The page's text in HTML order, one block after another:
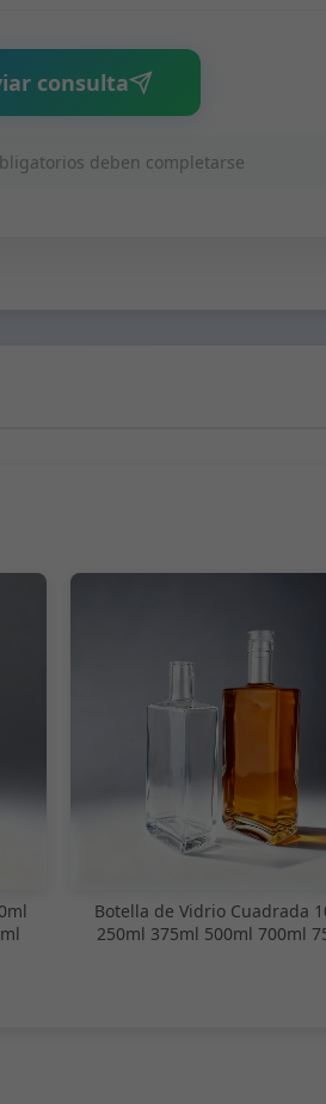
consulta
deben completarse
Botella de Vidrio Cuadrada
250ml 375ml 500ml 700ml